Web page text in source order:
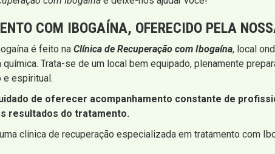
COM IBOGAÍNA, OFERECIDO PELA
é feito na Clínica de Recuperação com Ibogaína, local
Trata-se de um local bem equipado, plenamente
espiritual.
de oferecer acompanhamento constante de
resultados do tratamento.
clinica de recuperação especializada em tratamento com